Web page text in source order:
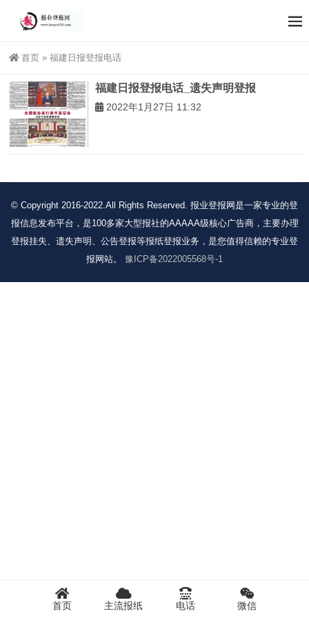
首页 » 福建日报登报电话
福建日报登报电话_遗失声明登报
2022年1月27日 11:32
© Copyright 2016-2022.All Rights Reserved. 报业登报网是一家专业的登
报信息发布平台，是100多家大型报社的AAAAA级核心广告商，主要办理
登报挂失、遗失声明、公告登报等报纸登报业务，是您值得信赖的专业登
报网站。 豫ICP备2022005568号-1
首页 主流报纸 电话 微信